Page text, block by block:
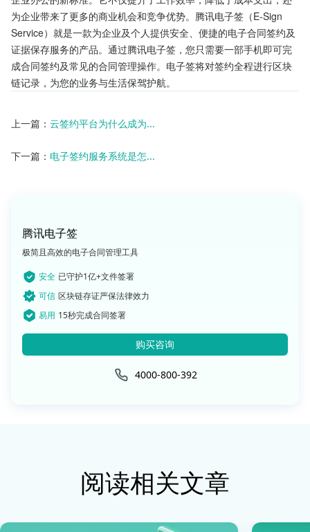
为企业带来了更多的商业机会和竞争优势。腾讯电子签（E-Sign
Service）就是一款为企业及个人提供安全、便捷的电子合同签约及
证据保存服务的产品。通过腾讯电子签，您只需要一部手机即可完
成合同签约及常见的合同管理操作。电子签将对签约全程进行区块
链记录，为您的业务与生活保驾护航。
上一篇： 云签约平台为什么成为...
下一篇： 电子签约服务系统是怎...
腾讯电子签
极简且高效的电子合同管理工具
安全 已守护1亿+文件签署
可信 区块链存证严保法律效力
易用 15秒完成合同签署
购买咨询
4000-800-392
阅读相关文章